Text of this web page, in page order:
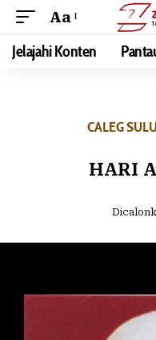
Aa
Jelajahi Konten
CALEG
HARI